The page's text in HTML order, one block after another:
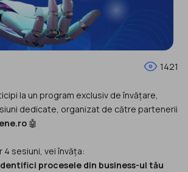
1421
la un program exclusiv de învățare,
dedicate, organizat de către partenerii
🤖
4 sesiuni, vei învăța:
procesele din business-ul tău